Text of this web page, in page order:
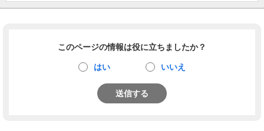
このページの情報は役に立ちましたか？
はい いいえ
送信する